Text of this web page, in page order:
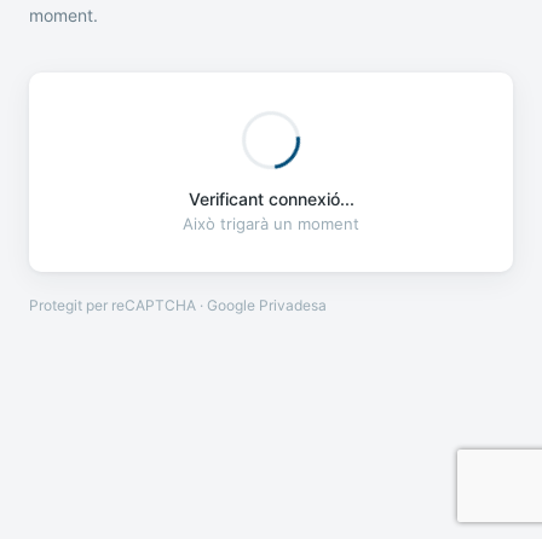
moment.
Verificant connexió...
Això trigarà un moment
Protegit per reCAPTCHA · Google Privadesa